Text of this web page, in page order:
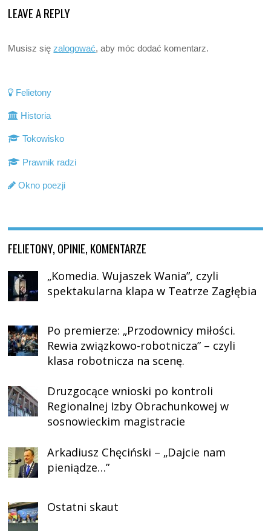
LEAVE A REPLY
Musisz sięzalogować, aby móc dodać komentarz.
Felietony
Historia
Tokowisko
Prawnik radzi
Okno poezji
FELIETONY, OPINIE, KOMENTARZE
„Komedia. Wujaszek Wania”, czyli
spektakularna klapa w Teatrze Zagłębia
Po premierze: „Przodownicy miłości.
Rewia związkowo-robotnicza” – czyli
klasa robotnicza na scenę.
Druzgocące wnioski po kontroli
Regionalnej Izby Obrachunkowej w
sosnowieckim magistracie
Arkadiusz Chęciński – „Dajcie nam
pieniądze…”
Ostatni skaut